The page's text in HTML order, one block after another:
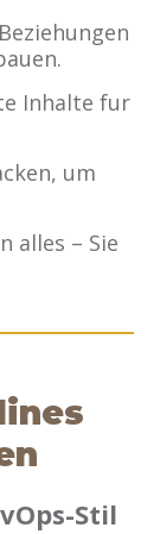
Inhalte fur
um
alles – Sie
Stil